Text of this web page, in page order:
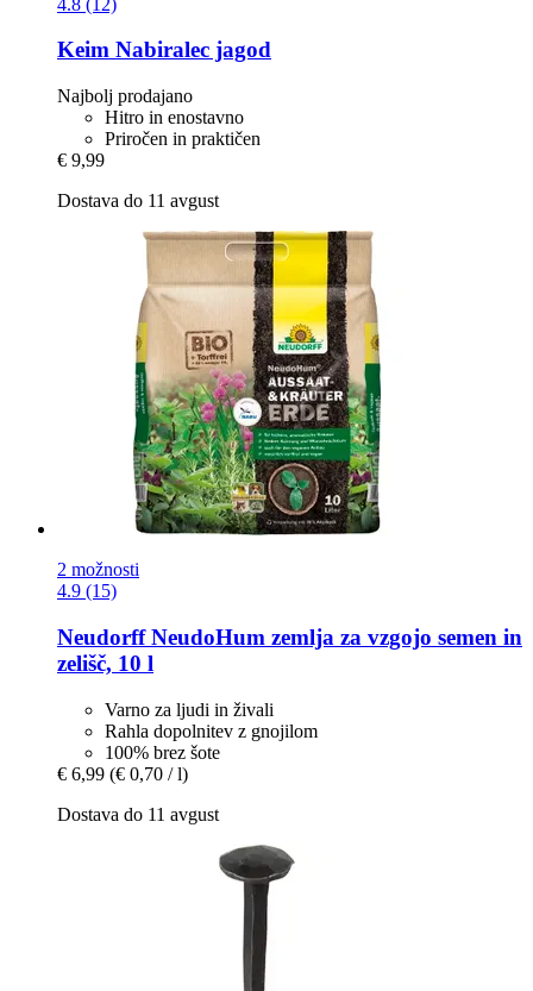
Keim Nabiralec jagod
Najbolj prodajano
Hitro in enostavno
Priročen in praktičen
€ 9,99
Dostava do 11 avgust
2 možnosti
4.9 (15)
NeudorffNeudoHum zemlja za vzgojo semen in
zelišč, 10 l
Varno za ljudi in živali
Rahla dopolnitev z gnojilom
100% brez šote
€ 6,99 (€ 0,70 / l)
Dostava do 11 avgust